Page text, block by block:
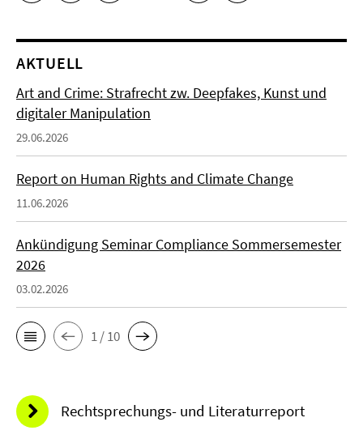
AKTUELL
Art and Crime: Strafrecht zw. Deepfakes, Kunst und
digitaler Manipulation
29.06.2026
Report on Human Rights and Climate Change
11.06.2026
Ankündigung Seminar Compliance Sommersemester
2026
03.02.2026
1 / 10
Rechtsprechungs- und Literaturreport